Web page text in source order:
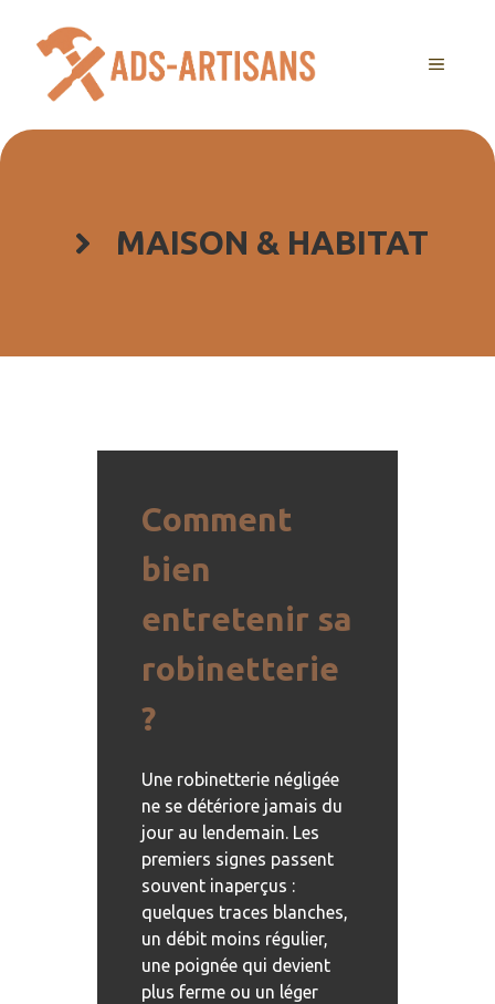
MENU
MAISON & HABITAT
Comment
bien
entretenir sa
robinetterie
?
Une robinetterie négligée
ne se détériore jamais du
jour au lendemain. Les
premiers signes passent
souvent inaperçus :
quelques traces blanches,
un débit moins régulier,
une poignée qui devient
plus ferme ou un léger